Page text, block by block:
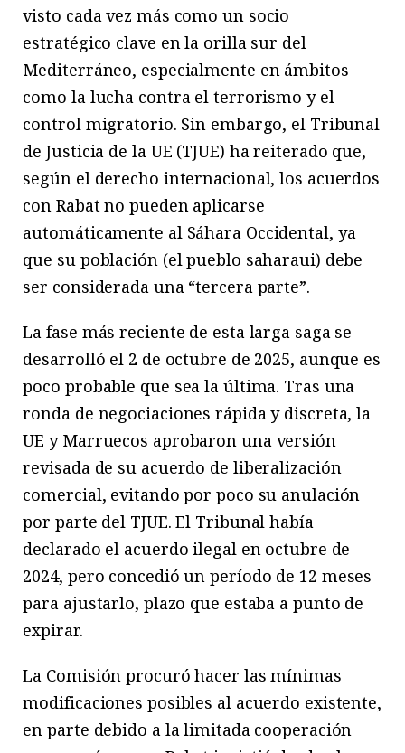
visto cada vez más como un socio
estratégico clave en la orilla sur del
Mediterráneo, especialmente en ámbitos
como la lucha contra el terrorismo y el
control migratorio. Sin embargo, el Tribunal
de Justicia de la UE (TJUE) ha reiterado que,
según el derecho internacional, los acuerdos
con Rabat no pueden aplicarse
automáticamente al Sáhara Occidental, ya
que su población (el pueblo saharaui) debe
ser considerada una “tercera parte”.
La fase más reciente de esta larga saga se
desarrolló el 2 de octubre de 2025, aunque es
poco probable que sea la última. Tras una
ronda de negociaciones rápida y discreta, la
UE y Marruecos aprobaron una versión
revisada de su acuerdo de liberalización
comercial, evitando por poco su anulación
por parte del TJUE. El Tribunal había
declarado el acuerdo ilegal en octubre de
2024, pero concedió un período de 12 meses
para ajustarlo, plazo que estaba a punto de
expirar.
La Comisión procuró hacer las mínimas
modificaciones posibles al acuerdo existente,
en parte debido a la limitada cooperación